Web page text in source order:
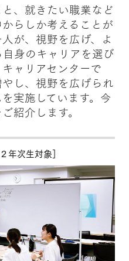
、就きたい職業など
らしか考えることが
が、視野を広げ、よ
身のキャリアを選び
ャリアセンターで
し、視野を広げられ
実施しています。今
紹介します。
年次生対象］